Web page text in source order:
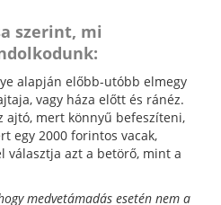
szerint, mi
alapján előbb-utóbb elmegy
vagy háza előtt és ránéz.
ajtó, mert könnyű befeszíteni,
egy 2000 forintos vacak,
választja azt a betörő, mint a
medvetámadás esetén nem a